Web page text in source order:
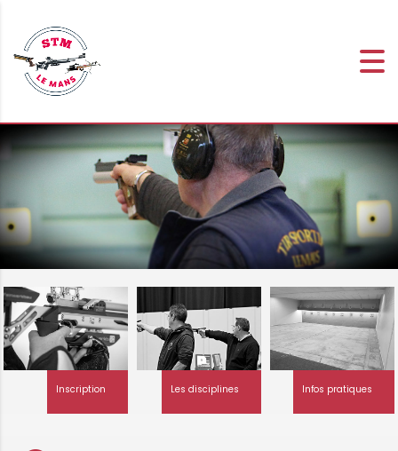
Inscription Les disciplines Infos pratiques